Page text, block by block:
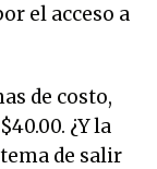
el acceso a
de costo,
¿Y la
de salir